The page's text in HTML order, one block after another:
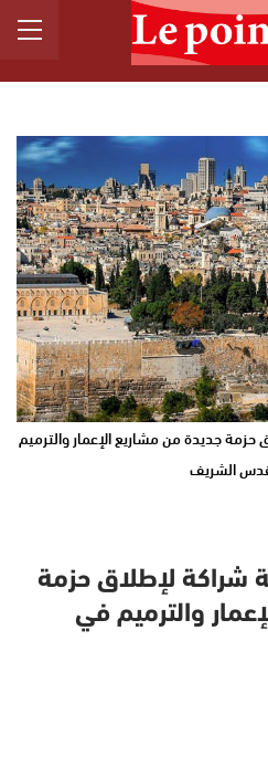
حزمة جديدة من مشاريع الإعمار والترميم
الشريف
شراكة لإطلاق حزمة
والترميم في